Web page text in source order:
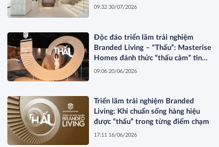
sang kết nối toàn cầu
09:32 30/07/2026
Độc đáo triển lãm trải nghiệm
Branded Living – “Thấu”: Masterise
Homes đánh thức “thấu cảm” tinh
hoa về không gian sống hàng hiệu
09:06 20/06/2026
Triển lãm trải nghiệm Branded
Living: Khi chuẩn sống hàng hiệu
được “thấu” trong từng điểm chạm
17:11 16/06/2026